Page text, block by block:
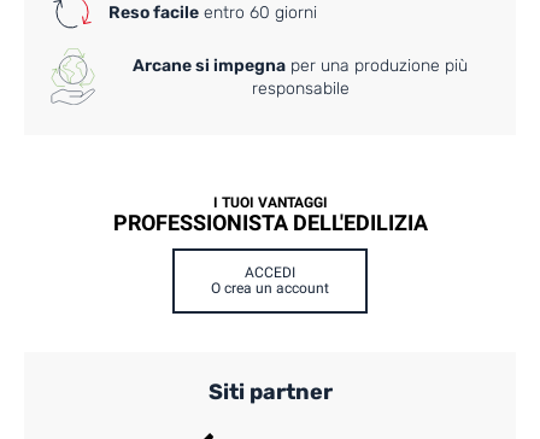
Reso facile entro 60 giorni
Arcane si impegna per una produzione più
responsabile
I TUOI VANTAGGI
PROFESSIONISTA DELL'EDILIZIA
ACCEDI
O crea un account
Siti partner